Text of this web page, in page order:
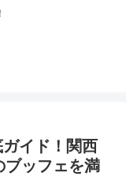
イド！関西
ブッフェを満